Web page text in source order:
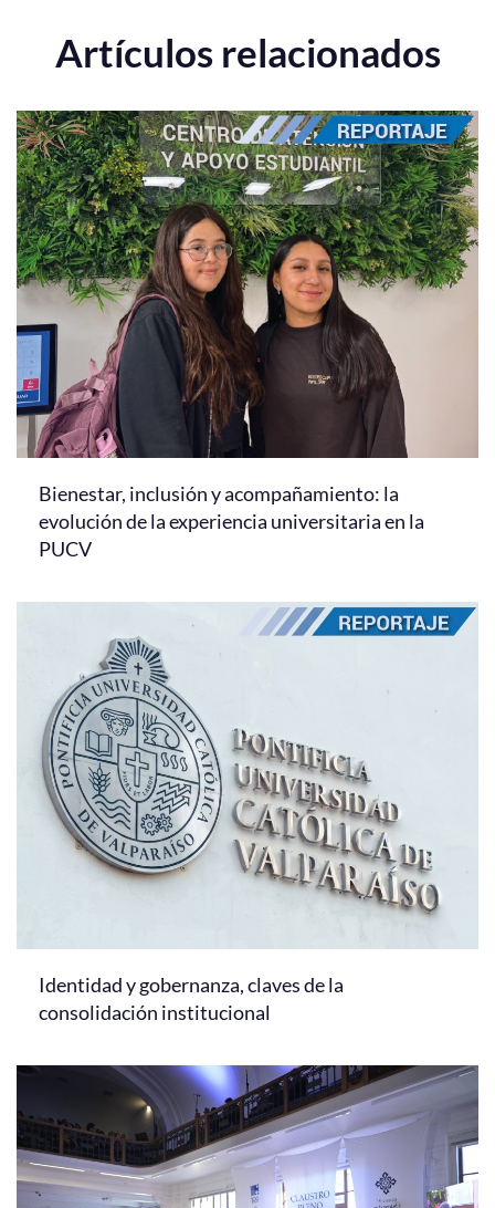
Artículos relacionados
Bienestar, inclusión y acompañamiento: la
evolución de la experiencia universitaria en la
PUCV
Identidad y gobernanza, claves de la
consolidación institucional